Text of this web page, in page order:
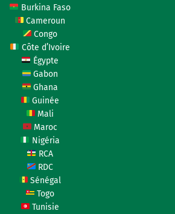
Burkina Faso
Cameroun
Congo
Côte d’Ivoire
Égypte
Gabon
Ghana
Guinée
Mali
Maroc
Nigéria
RCA
RDC
Sénégal
Togo
Tunisie